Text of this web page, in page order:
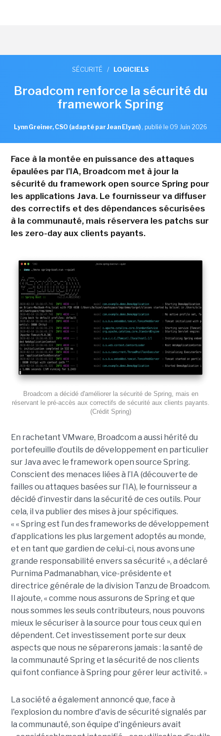
SÉCURITÉ / LOGICIELS
Broadcom renforce la sécurité du
framework Spring
Lynn Greiner, CSO (adapté par Jean Elyan) , publié le 09 Juin 2026
Face à la montée en puissance des attaques
épaulées par l'IA, Broadcom met à jour la
sécurité du framework open source Spring pour
les applications Java. Le fournisseur va diffuser
des correctifs et des dépendances sécurisées
à la communauté, mais réservera les patchs sur
les zero-day aux clients payants.
Broadcom a décidé d'améliorer la sécurité de Spring, mais en
réservant le pré-accès aux correctifs de sécurité aux clients payants.
(Crédit Spring)
En rachetant VMware, Broadcom a aussi hérité du
portefeuille d’outils de développement en particulier
sur Java avec le framework open source Spring.
Conscient des menaces liées à l’IA (découverte de
failles ou attaques basées sur l’IA), le fournisseur a
décidé d’investir dans la sécurité de ces outils. Pour
cela, il va publier des mises à jour spécifiques.
« « Spring est l’un des frameworks de développement
d’applications les plus largement adoptés au monde,
et en tant que gardien de celui-ci, nous avons une
grande responsabilité envers sa sécurité », a déclaré
Purnima Padmanabhan, vice-présidente et
directrice générale de la division Tanzu de Broadcom.
Il ajoute, « comme nous assurons de Spring et que
nous sommes les seuls contributeurs, nous pouvons
mieux le sécuriser à la source pour tous ceux qui en
dépendent. Cet investissement porte sur deux
aspects que nous ne séparerons jamais : la santé de
la communauté Spring et la sécurité de nos clients
qui font confiance à Spring pour gérer leur activité. »
La société a également annoncé que, face à
l'explosion du nombre d'avis de sécurité signalés par
la communauté, son équipe d'ingénieurs avait